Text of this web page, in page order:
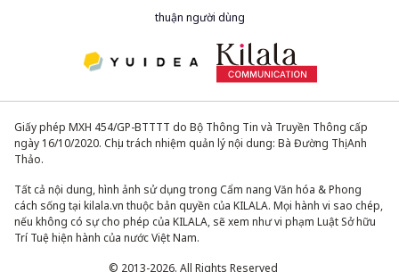
thuận người dùng
Giấy phép MXH 454/GP-BTTTT do Bộ Thông Tin và Truyền Thông cấp
ngày 16/10/2020. Chịu trách nhiệm quản lý nội dung: Bà Đường Thị Anh
Thảo.
Tất cả nội dung, hình ảnh sử dụng trong Cẩm nang Văn hóa & Phong
cách sống tại kilala.vn thuộc bản quyền của KILALA. Mọi hành vi sao chép,
nếu không có sự cho phép của KILALA, sẽ xem như vi phạm Luật Sở hữu
Trí Tuệ hiện hành của nước Việt Nam.
© 2013-2026. All Rights Reserved